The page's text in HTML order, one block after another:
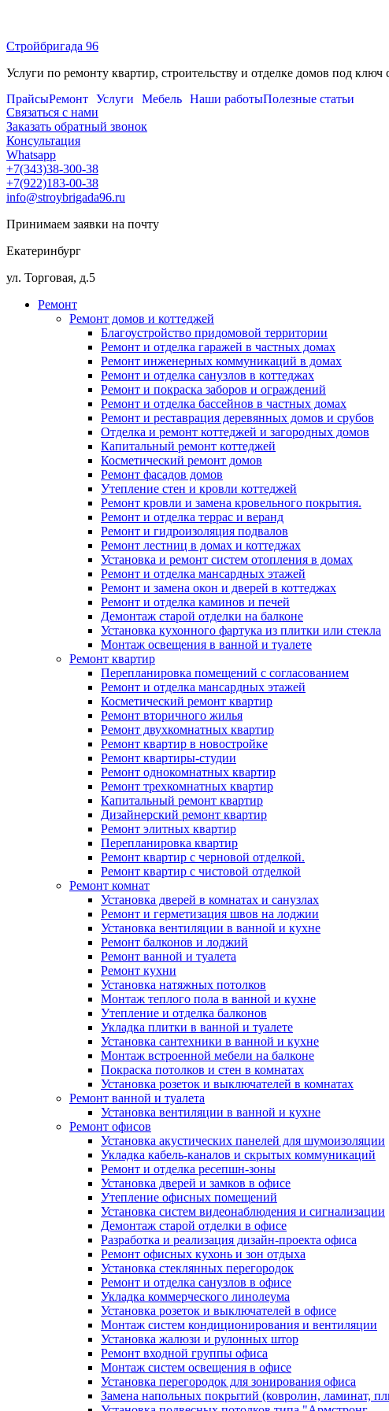
содержимому
Стройбригада 96
Услуги по ремонту квартир, строительству и отделке домов под ключ
ПрайсыРемонт Услуги Мебель Наши работыПолезные статьи
Связаться с нами
Заказать обратный звонок
Консультация
Whatsapp
+7(343)38-300-38
+7(922)183-00-38
info@stroybrigada96.ru
Принимаем заявки на почту
Екатеринбург
ул. Торговая, д.5
Ремонт
Ремонт домов и коттеджей
Благоустройство придомовой территории
Ремонт и отделка гаражей в частных домах
Ремонт инженерных коммуникаций в домах
Ремонт и отделка санузлов в коттеджах
Ремонт и покраска заборов и ограждений
Ремонт и отделка бассейнов в частных домах
Ремонт и реставрация деревянных домов и срубов
Отделка и ремонт коттеджей и загородных домов
Капитальный ремонт коттеджей
Косметический ремонт домов
Ремонт фасадов домов
Утепление стен и кровли коттеджей
Ремонт кровли и замена кровельного покрытия.
Ремонт и отделка террас и веранд
Ремонт и гидроизоляция подвалов
Ремонт лестниц в домах и коттеджах
Установка и ремонт систем отопления в домах
Ремонт и отделка мансардных этажей
Ремонт и замена окон и дверей в коттеджах
Ремонт и отделка каминов и печей
Демонтаж старой отделки на балконе
Установка кухонного фартука из плитки или стекла
Монтаж освещения в ванной и туалете
Ремонт квартир
Перепланировка помещений с согласованием
Ремонт и отделка мансардных этажей
Косметический ремонт квартир
Ремонт вторичного жилья
Ремонт двухкомнатных квартир
Ремонт квартир в новостройке
Ремонт квартиры-студии
Ремонт однокомнатных квартир
Ремонт трехкомнатных квартир
Капитальный ремонт квартир
Дизайнерский ремонт квартир
Ремонт элитных квартир
Перепланировка квартир
Ремонт квартир с черновой отделкой.
Ремонт квартир с чистовой отделкой
Ремонт комнат
Установка дверей в комнатах и санузлах
Ремонт и герметизация швов на лоджии
Установка вентиляции в ванной и кухне
Ремонт балконов и лоджий
Ремонт ванной и туалета
Ремонт кухни
Установка натяжных потолков
Монтаж теплого пола в ванной и кухне
Утепление и отделка балконов
Укладка плитки в ванной и туалете
Установка сантехники в ванной и кухне
Монтаж встроенной мебели на балконе
Покраска потолков и стен в комнатах
Установка розеток и выключателей в комнатах
Ремонт ванной и туалета
Установка вентиляции в ванной и кухне
Ремонт офисов
Установка акустических панелей для шумоизоляции
Укладка кабель-каналов и скрытых коммуникаций
Ремонт и отделка ресепшн-зоны
Установка дверей и замков в офисе
Утепление офисных помещений
Установка систем видеонаблюдения и сигнализации
Демонтаж старой отделки в офисе
Разработка и реализация дизайн-проекта офиса
Ремонт офисных кухонь и зон отдыха
Установка стеклянных перегородок
Ремонт и отделка санузлов в офисе
Укладка коммерческого линолеума
Установка розеток и выключателей в офисе
Монтаж систем кондиционирования и вентиляции
Установка жалюзи и рулонных штор
Ремонт входной группы офиса
Монтаж систем освещения в офисе
Установка перегородок для зонирования офиса
Замена напольных покрытий (ковролин, ламинат,